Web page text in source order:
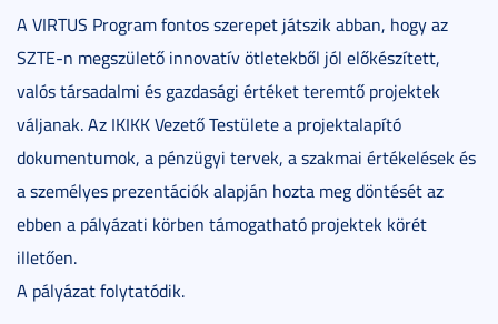
A VIRTUS Program fontos szerepet játszik abban, hogy az
SZTE-n megszülető innovatív ötletekből jól előkészített,
valós társadalmi és gazdasági értéket teremtő projektek
váljanak. Az IKIKK Vezető Testülete a projektalapító
dokumentumok, a pénzügyi tervek, a szakmai értékelések és
a személyes prezentációk alapján hozta meg döntését az
ebben a pályázati körben támogatható projektek körét
illetően.
A pályázat folytatódik.